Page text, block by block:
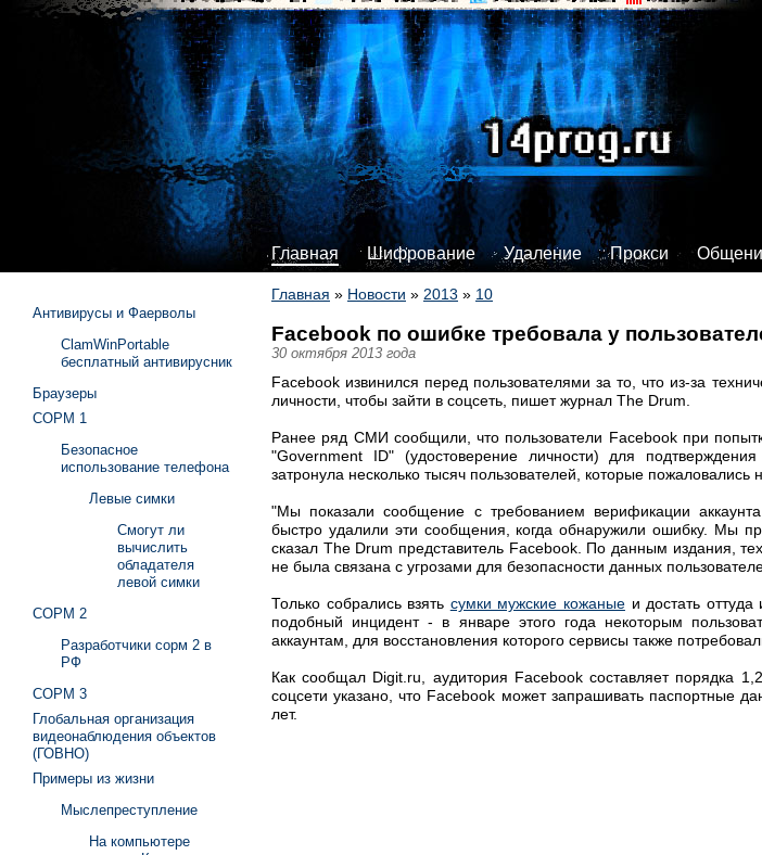
Главная Шифрование Удаление Прокси
Главная » Новости » 2013 » 10
Facebook по ошибке требовала у
30 октября 2013 года
Facebook извинился перед пользователями за то, что из-за
личности, чтобы зайти в соцсеть, пишет журнал The Drum.
Ранее ряд СМИ сообщили, что пользователи Facebook при
"Government ID" (удостоверение личности) для
затронула несколько тысяч пользователей, которые пожаловались
"Мы показали сообщение с требованием верификации
быстро удалили эти сообщения, когда обнаружили ошибку. Мы
сказал The Drum представитель Facebook. По данным издания,
не была связана с угрозами для безопасности данных
Только собрались взять сумки мужские кожаныеи достать
подобный инцидент - в январе этого года некоторым
аккаунтам, для восстановления которого сервисы также
Как сообщал Digit.ru, аудитория Facebook составляет порядка
соцсети указано, что Facebook может запрашивать паспортные
лет.
Антивирусы и Фаерволы
ClamWinPortable
бесплатный антивирусник
Браузеры
СОРМ 1
Безопасное
использование телефона
Левые симки
Смогут ли
вычислить
обладателя
левой симки
СОРМ 2
Разработчики сорм 2 в
РФ
СОРМ 3
Глобальная организация
видеонаблюдения объектов
(ГОВНО)
Примеры из жизни
Мыслепреступление
На компьютере